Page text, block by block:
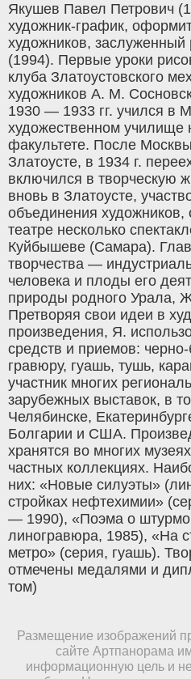
Якушев Павел Петрович
художник-график,
художников, заслуженный
(1994). Первые уроки
клуба Златоустовского
художников А. М.
1930 — 1933 гг. учился в
художественном училище
факультете. После
Златоусте, в 1934 г.
включился в творческую
вновь в Златоусте,
объединения
театре несколько
Куйбышеве (Самара).
творчества —
человека и плоды его
природы родного Урала,
Претворяя свои идеи в
произведения, Я.
средств и приемов:
гравюру, гуашь, тушь,
участник многих
зарубежных выставок, в
Челябинске,
Болгарии и США.
хранятся во многих
частных коллекциях.
них: «Новые силуэты»
стройках нефтехимии»
— 1990), «Поэма о
линогравюра, 1985), «На
метро» (серия, гуашь).
отмечены медалями и
том)
Размещение изображений
сайте Артпанорама
информационную цель и